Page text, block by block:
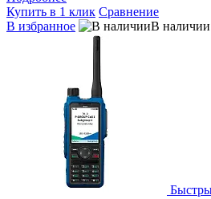
Купить в 1 клик Сравнение
В избранное
В наличии